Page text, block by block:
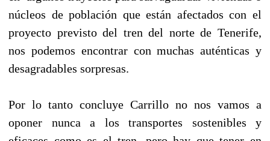
núcleos de población que están afectados con el
proyecto previsto del tren del norte de Tenerife,
nos podemos encontrar con muchas auténticas y
desagradables sorpresas.
Por lo tanto concluye Carrillo no nos vamos a
oponer nunca a los transportes sostenibles y